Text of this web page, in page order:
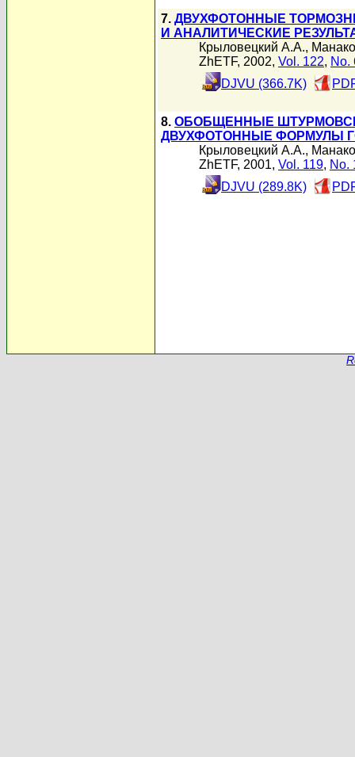
7. ДВУХФОТОННЫЕ
И АНАЛИТИЧЕСКИЕ
Крыловецкий А.А.,
ZhETF, 2002, Vol. 122, No.
DJVU (366.7K)
8. ОБОБЩЕННЫЕ
ДВУХФОТОННЫЕ ФОРМУЛЫ
Крыловецкий А.А.,
ZhETF, 2001, Vol. 119, No.
DJVU (289.8K)